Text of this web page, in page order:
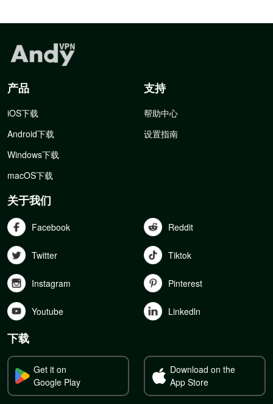
产品
iOS下载
Android下载
Windows下载
macOS下载
支持
帮助中心
设置指南
关于我们
Facebook Reddit
Twitter Tiktok
Instagram Pinterest
Youtube Linkedln
下载
Get it on
Google Play
Download on the
App Store